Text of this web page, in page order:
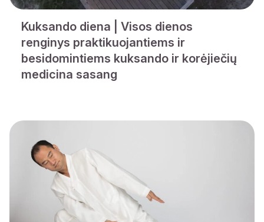
Kuksando diena | Visos dienos
renginys praktikuojantiems ir
besidomintiems kuksando ir korėjiečių
medicina sasang